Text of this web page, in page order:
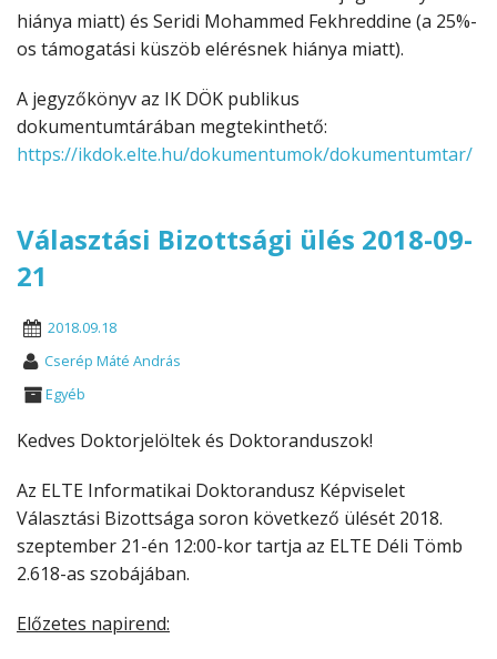
hiánya miatt) és Seridi Mohammed Fekhreddine (a 25%-
os támogatási küszöb elérésnek hiánya miatt).
A jegyzőkönyv az IK DÖK publikus
dokumentumtárában megtekinthető:
https://ikdok.elte.hu/dokumentumok/dokumentumtar/
Választási Bizottsági ülés 2018-09-
21
2018.09.18
Cserép Máté András
Egyéb
Kedves Doktorjelöltek és Doktoranduszok!
Az ELTE Informatikai Doktorandusz Képviselet
Választási Bizottsága soron következő ülését 2018.
szeptember 21-én 12:00-kor tartja az ELTE Déli Tömb
2.618-as szobájában.
Előzetes napirend: